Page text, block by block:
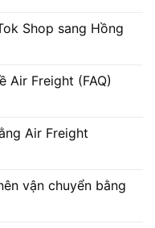
Shop sang Hồng
Air Freight (FAQ)
Air Freight
vận chuyển bằng